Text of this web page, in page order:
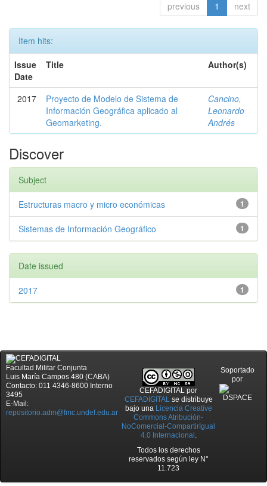
previous 1 next
Item hits:
Issue
Date
Title Author(s)
2017
Proyecto de Modelo de Sistema de
Información Geográfica aplicado al
Geomarketing.
Cancino,
Leonardo
Andrés
Discover
Subject
1
Estructuras macro y micro económicas
1
Sistemas de Información Geográfico
Date issued
1
2017
Facultad Militar Conjunta
Luis María Campos 480 (CABA)
Contacto: 011 4346-8600 Interno
3495
E-Mail:
repositorio.adm@fmc.undef.edu.ar
CEFADIGITAL por
CEFADIGITALse distribuye
bajo una Licencia Creative
Commons Atribución-
NoComercial-CompartirIgual
4.0 Internacional .
Todos los derechos
reservados según ley N°
11.723
Soportado
por